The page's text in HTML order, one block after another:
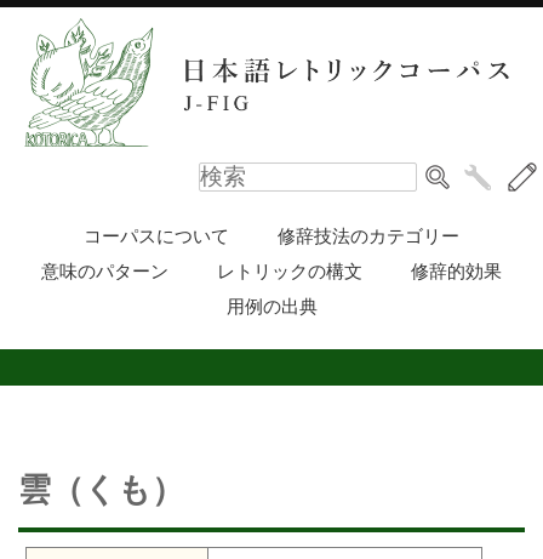
コーパスについて
修辞技法のカテゴリー
意味のパターン
レトリックの構文
修辞的効果
用例の出典
雲（くも）